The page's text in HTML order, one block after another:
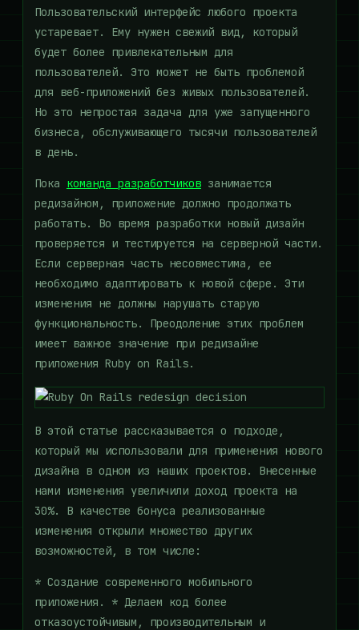
Пользовательский интерфейс любого проекта
устаревает. Ему нужен свежий вид, который
будет более привлекательным для
пользователей. Это может не быть проблемой
для веб-приложений без живых пользователей.
Но это непростая задача для уже запущенного
бизнеса, обслуживающего тысячи пользователей
в день.
Пока команда разработчиков занимается
редизайном, приложение должно продолжать
работать. Во время разработки новый дизайн
проверяется и тестируется на серверной части.
Если серверная часть несовместима, ее
необходимо адаптировать к новой сфере. Эти
изменения не должны нарушать старую
функциональность. Преодоление этих проблем
имеет важное значение при редизайне
приложения Ruby on Rails.
В этой статье рассказывается о подходе,
который мы использовали для применения нового
дизайна в одном из наших проектов. Внесенные
нами изменения увеличили доход проекта на
30%. В качестве бонуса реализованные
изменения открыли множество других
возможностей, в том числе:
* Создание современного мобильного
приложения. * Делаем код более
отказоустойчивым, производительным и